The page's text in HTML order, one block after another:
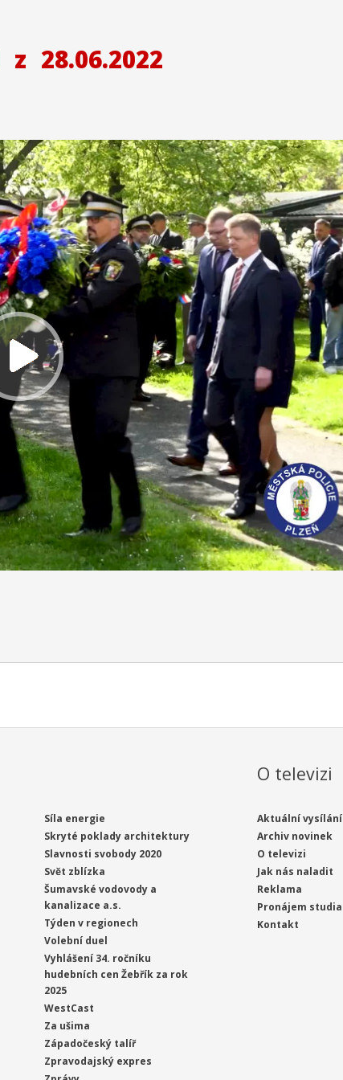
z 28.06.2022
Síla energie
Skryté poklady architektury
Slavnosti svobody 2020
Svět zblízka
Šumavské vodovody a
kanalizace a.s.
Týden v regionech
Volební duel
Vyhlášení 34. ročníku
hudebních cen Žebřík za rok
2025
WestCast
Za ušima
Západočeský talíř
Zpravodajský expres
O televizi
Aktuální vysílání
Archiv novinek
O televizi
Jak nás naladit
Reklama
Pronájem studia
Kontakt